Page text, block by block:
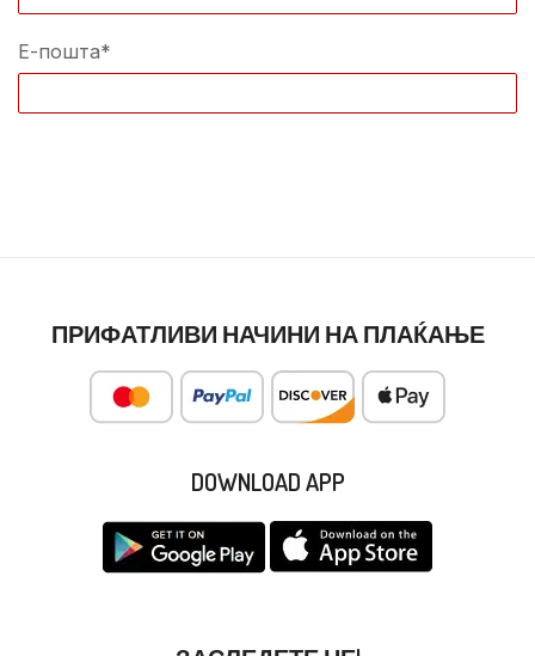
Е-пошта*
ПРИФАТЛИВИ НАЧИНИ НА ПЛАЌАЊЕ
DOWNLOAD APP